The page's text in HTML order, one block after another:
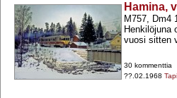
Hamina,
M757, Dm4
Henkilöjuna
vuosi sitten
30 kommenttia
??.02.1968